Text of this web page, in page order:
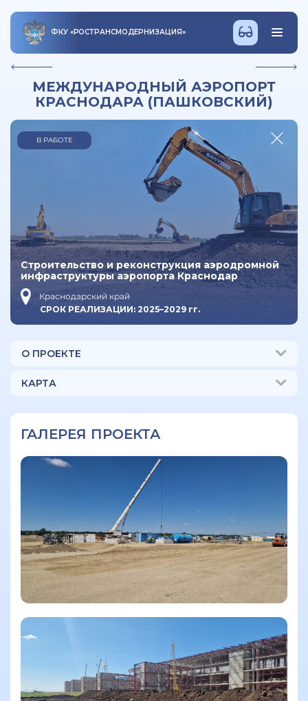
ФКУ «РОСТРАНСМОДЕРНИЗАЦИЯ»
МЕЖДУНАРОДНЫЙ АЭРОПОРТ
КРАСНОДАРА (ПАШКОВСКИЙ)
В РАБОТЕ
Строительство и реконструкция аэродромной
инфраструктуры аэропорта Краснодар
Краснодарский край
СРОК РЕАЛИЗАЦИИ: 2025–2029 гг.
О ПРОЕКТЕ
КАРТА
ГАЛЕРЕЯ ПРОЕКТА